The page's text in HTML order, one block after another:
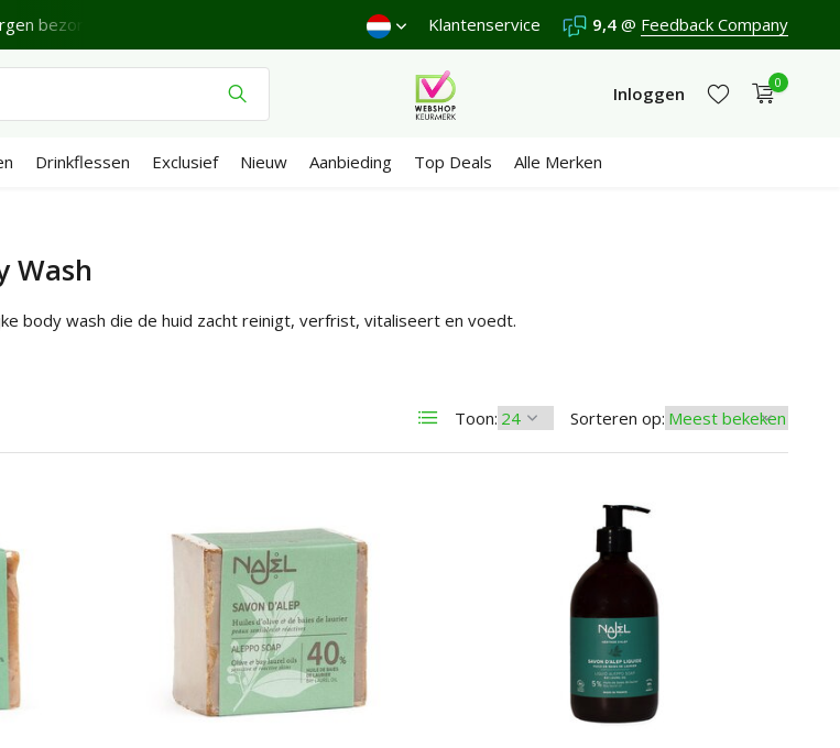
bezorgd* Verzenden €4,95 (NL)Gratisvanaf €65 Wij scoren een9,4/10 in
Klantenservice 9,4 @ Feedback Company
Inloggen
0
Drinkflessen Exclusief Nieuw Aanbieding Top Deals Alle Merken
Wash
body wash die de huid zacht reinigt, verfrist, vitaliseert en voedt.
Toon: Sorteren op: